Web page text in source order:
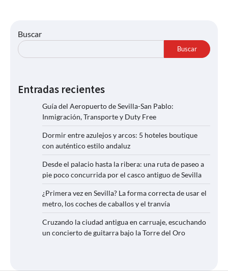
Buscar
Buscar
Entradas recientes
Guía del Aeropuerto de Sevilla-San Pablo:
Inmigración, Transporte y Duty Free
Dormir entre azulejos y arcos: 5 hoteles boutique
con auténtico estilo andaluz
Desde el palacio hasta la ribera: una ruta de paseo a
pie poco concurrida por el casco antiguo de Sevilla
¿Primera vez en Sevilla? La forma correcta de usar el
metro, los coches de caballos y el tranvía
Cruzando la ciudad antigua en carruaje, escuchando
un concierto de guitarra bajo la Torre del Oro